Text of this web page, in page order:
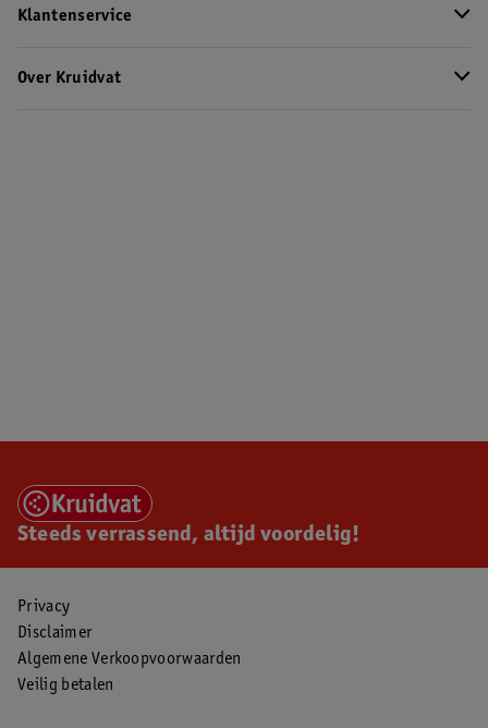
Klantenservice
Over Kruidvat
Steeds verrassend, altijd voordelig!
Privacy
Disclaimer
Algemene Verkoopvoorwaarden
Veilig betalen